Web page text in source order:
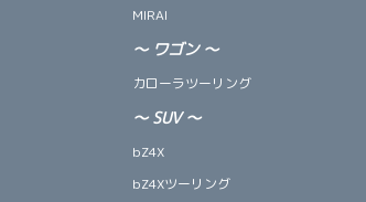
MIRAI
～ ワゴン ～
カローラツーリング
～ SUV～
bZ4X
bZ4Xツーリング